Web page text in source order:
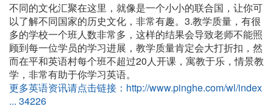
不同的文化汇聚在这里，就像是一个小小的联合国，让你可
以了解不同国家的历史文化，非常有趣。3.教学质量，有很
多的学校一个班人数非常多，这样的结果会导致老师不能照
顾到每一位学员的学习进展，教学质量肯定会大打折扣，然
而在平和英语村每个班不超过20人开课，寓教于乐，情景教
学，非常有助于你学习英语。
更多英语资讯请点击链接： http://www.pinghe.com/wl/index
... 34226